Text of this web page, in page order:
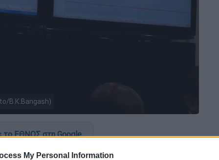
My Personal Information
B.K.Bangash)
το ΕΘΝΟΣ στη Google